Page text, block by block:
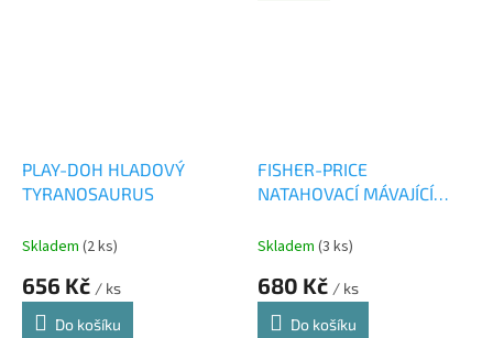
PLAY-DOH HLADOVÝ
TYRANOSAURUS
Skladem (2 ks)
656 Kč / ks
Do košíku
FISHER-PRICE
NATAHOVACÍ MÁVAJÍCÍ
Skladem (3 ks)
680 Kč / ks
Do košíku